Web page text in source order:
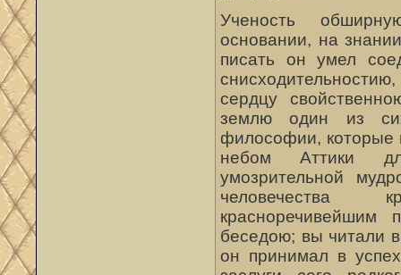
Ученость
основании, на
писать он умел
сердцу
землю один из
философии, которые
небом Аттики
умозрительной
человечества
беседою; вы читали
он принимал в